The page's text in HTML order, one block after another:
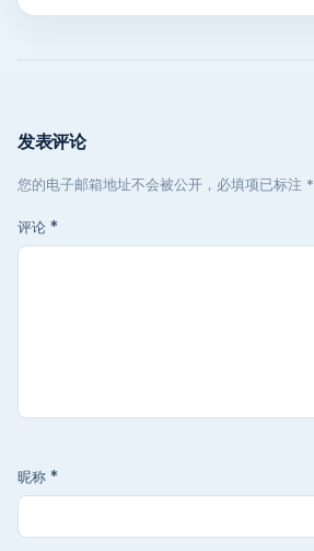
发表评论
您的电子邮箱地址不会被公开，必填项已标注 *
评论 *
昵称 *